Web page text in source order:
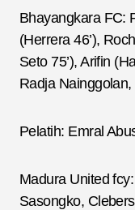
Bhayangkara FC:
(Herrera 46’),
Seto 75’), Arifin
Radja
Pelatih: Emral
Madura United
Sasongko,